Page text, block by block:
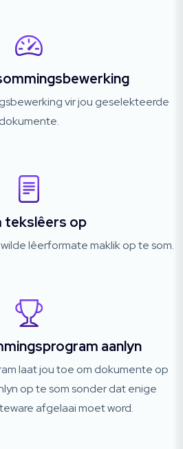
vir jou geselekteerde
dokumente.
tekslêers op
lêerformate maklik op te som.
aanlyn
laat jou toe om dokumente op
op te som sonder dat enige
afgelaai moet word.